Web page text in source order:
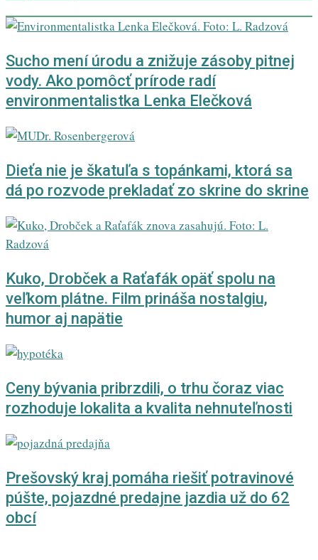
Sucho mení úrodu a znižuje zásoby pitnej
vody. Ako pomôcť prírode radí
environmentalistka Lenka Elečková
Dieťa nie je škatuľa s topánkami, ktorá sa
dá po rozvode prekladať zo skrine do skrine
Kuko, Drobček a Raťafák opäť spolu na
veľkom plátne. Film prináša nostalgiu,
humor aj napätie
Ceny bývania pribrzdili, o trhu čoraz viac
rozhoduje lokalita a kvalita nehnuteľnosti
Prešovský kraj pomáha riešiť potravinové
púšte, pojazdné predajne jazdia už do 62
obcí